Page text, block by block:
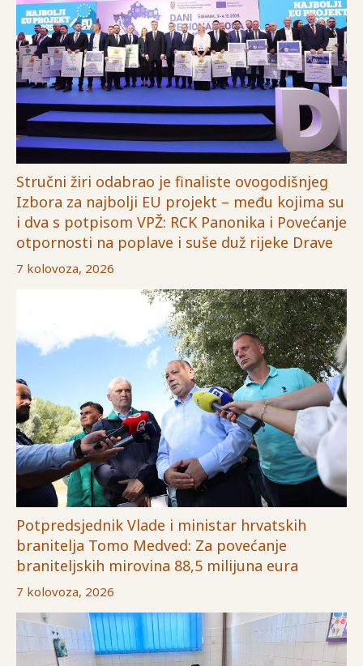
Stručni žiri odabrao je finaliste ovogodišnjeg
Izbora za najbolji EU projekt – među kojima su
i dva s potpisom VPŽ: RCK Panonika i Povećanje
otpornosti na poplave i suše duž rijeke Drave
7 kolovoza, 2026
Potpredsjednik Vlade i ministar hrvatskih
branitelja Tomo Medved: Za povećanje
braniteljskih mirovina 88,5 milijuna eura
7 kolovoza, 2026